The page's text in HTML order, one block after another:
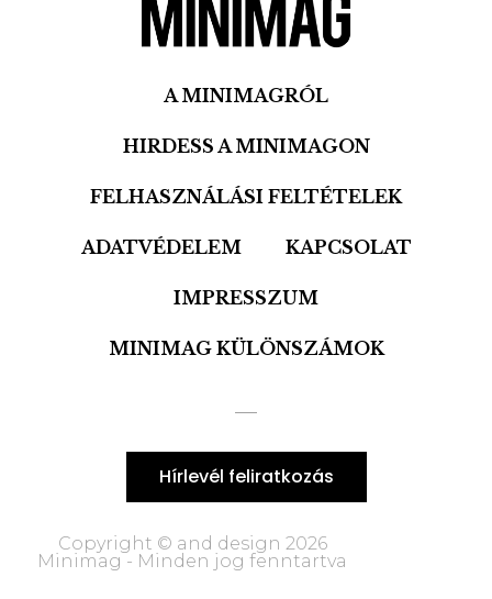
A MINIMAGRÓL
HIRDESS A MINIMAGON
FELHASZNÁLÁSI FELTÉTELEK
ADATVÉDELEM KAPCSOLAT
IMPRESSZUM
MINIMAG KÜLÖNSZÁMOK
Hírlevél feliratkozás
Copyright © and design 2026
Minimag - Minden jog fenntartva